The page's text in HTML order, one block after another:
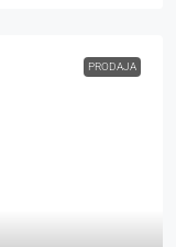
PRODAJA